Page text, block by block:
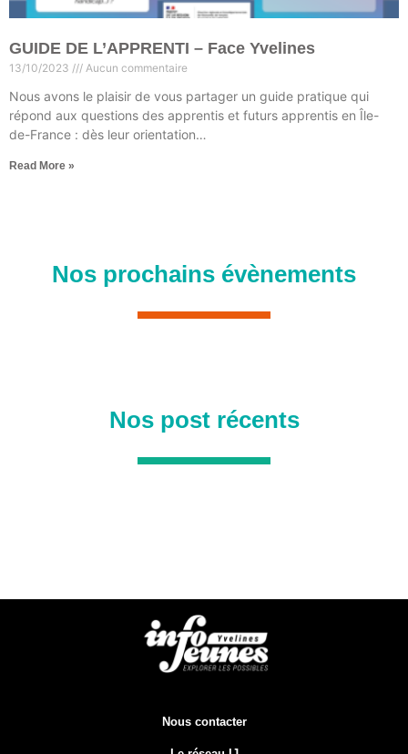
GUIDE DE L’APPRENTI – Face Yvelines
13/10/2023 Aucun commentaire
Nous avons le plaisir de vous partager un guide pratique qui
répond aux questions des apprentis et futurs apprentis en Île-
de-France : dès leur orientation…
Read More »
Nos prochains évènements
Nos post récents
Nous contacter